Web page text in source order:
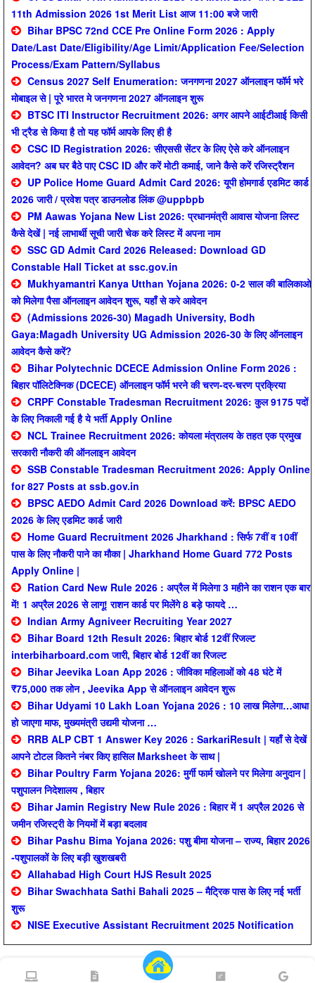
11th Admission 2026 1st Merit List आज 11:00 बजे जारी
Bihar BPSC 72nd CCE Pre Online Form 2026 : Apply
Date/Last Date/Eligibility/Age Limit/Application Fee/Selection
Process/Exam Pattern/Syllabus
Census 2027 Self Enumeration: जनगणना 2027 ऑनलाइन फॉर्म भरे
मोबाइल से | पूरे भारत मे जनगणना 2027 ऑनलाइन शुरू
BTSC ITI Instructor Recruitment 2026: अगर आपने आईटीआई किसी
भी ट्रैड से किया है तो यह फॉर्म आपके लिए ही है
CSC ID Registration 2026: सीएससी सेंटर के लिए ऐसे करे ऑनलाइन
आवेदन? अब घर बैठे पाए CSC ID और करें मोटी कमाई, जाने कैसे करें रजिस्ट्रैशन
UP Police Home Guard Admit Card 2026: यूपी होमगार्ड एडमिट कार्ड
2026 जारी / प्रवेश पत्र डाउनलोड लिंक @uppbpb
PM Aawas Yojana New List 2026: प्रधानमंत्री आवास योजना लिस्ट
कैसे देखें | नई लाभार्थी सूची जारी चेक करे लिस्ट में अपना नाम
SSC GD Admit Card 2026 Released: Download GD
Constable Hall Ticket at ssc.gov.in
Mukhyamantri Kanya Utthan Yojana 2026: 0-2 साल की बालिकाओ
को मिलेगा पैसा ऑनलाइन आवेदन शुरू, यहाँ से करे आवेदन
(Admissions 2026-30) Magadh University, Bodh
Gaya:Magadh University UG Admission 2026-30 के लिए ऑनलाइन
आवेदन कैसे करें?
Bihar Polytechnic DCECE Admission Online Form 2026 :
बिहार पॉलिटेक्निक (DCECE) ऑनलाइन फॉर्म भरने की चरण-दर-चरण प्रक्रिया
CRPF Constable Tradesman Recruitment 2026: कुल 9175 पदों
के लिए निकाली गई है ये भर्ती Apply Online
NCL Trainee Recruitment 2026: कोयला मंत्रालय के तहत एक प्रमुख
सरकारी नौकरी की ऑनलाइन आवेदन
SSB Constable Tradesman Recruitment 2026: Apply Online
for 827 Posts at ssb.gov.in
BPSC AEDO Admit Card 2026 Download करें: BPSC AEDO
2026 के लिए एडमिट कार्ड जारी
Home Guard Recruitment 2026 Jharkhand : सिर्फ 7वीं व 10वीं
पास के लिए नौकरी पाने का मौका | Jharkhand Home Guard 772 Posts
Apply Online |
Ration Card New Rule 2026 : अप्रैल में मिलेगा 3 महीने का राशन एक बार
में! 1 अप्रैल 2026 से लागू! राशन कार्ड पर मिलेंगे 8 बड़े फायदे …
Indian Army Agniveer Recruiting Year 2027
Bihar Board 12th Result 2026: बिहार बोर्ड 12वीं रिजल्ट
interbiharboard.com जारी, बिहार बोर्ड 12वीं का रिजल्ट
Bihar Jeevika Loan App 2026 : जीविका महिलाओं को 48 घंटे में
₹75,000 तक लोन , Jeevika App से ऑनलाइन आवेदन शुरू
Bihar Udyami 10 Lakh Loan Yojana 2026 : 10 लाख मिलेगा…आधा
हो जाएगा माफ, मुख्यमंत्री उद्यमी योजना …
RRB ALP CBT 1 Answer Key 2026 : SarkariResult | यहाँ से देखें
आपने टोटल कितने नंबर किए हासिल Marksheet के साथ |
Bihar Poultry Farm Yojana 2026: मुर्गी फार्म खोलने पर मिलेगा अनुदान |
पशुपालन निदेशालय , बिहार
Bihar Jamin Registry New Rule 2026 : बिहार में 1 अप्रैल 2026 से
जमीन रजिस्ट्री के नियमों में बड़ा बदलाव
Bihar Pashu Bima Yojana 2026: पशु बीमा योजना – राज्य, बिहार 2026
-पशुपालकों के लिए बड़ी खुशखबरी
Allahabad High Court HJS Result 2025
Bihar Swachhata Sathi Bahali 2025 – मैट्रिक पास के लिए नई भर्ती
शुरू
NISE Executive Assistant Recruitment 2025 Notification
WWW.DailySarkariUpdate.COM is a platform which is provides all information related
SarkariExam.com, Sarkari exam result,
Daily Sarkari Update